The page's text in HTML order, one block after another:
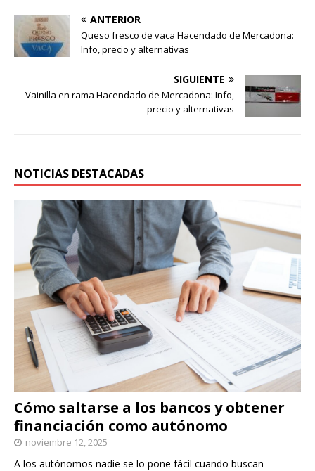
ANTERIOR
Queso fresco de vaca Hacendado de Mercadona:
Info, precio y alternativas
SIGUIENTE
Vainilla en rama Hacendado de Mercadona: Info,
precio y alternativas
NOTICIAS DESTACADAS
Cómo saltarse a los bancos y obtener
financiación como autónomo
noviembre 12, 2025
A los autónomos nadie se lo pone fácil cuando buscan